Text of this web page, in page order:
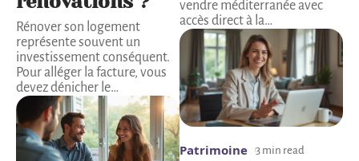
Rénover son logement
représente souvent un
investissement conséquent.
Pour alléger la facture, vous
devez dénicher le…
vendre méditerranée avec
accès direct à la…
Patrimoine 3 min read